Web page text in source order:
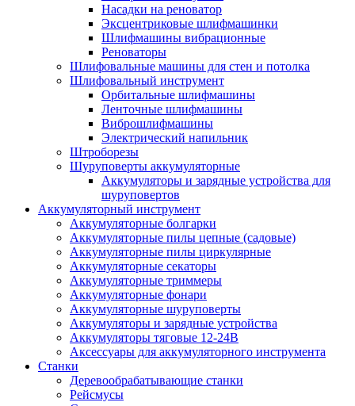
Насадки на реноватор
Эксцентриковые шлифмашинки
Шлифмашины вибрационные
Реноваторы
Шлифовальные машины для стен и потолка
Шлифовальный инструмент
Орбитальные шлифмашины
Ленточные шлифмашины
Виброшлифмашины
Электрический напильник
Штроборезы
Шуруповерты аккумуляторные
Аккумуляторы и зарядные устройства для
шуруповертов
Аккумуляторный инструмент
Аккумуляторные болгарки
Аккумуляторные пилы цепные (садовые)
Аккумуляторные пилы циркулярные
Аккумуляторные секаторы
Аккумуляторные триммеры
Аккумуляторные фонари
Аккумуляторные шуруповерты
Аккумуляторы и зарядные устройства
Аккумуляторы тяговые 12-24В
Аксессуары для аккумуляторного инструмента
Станки
Деревообрабатывающие станки
Рейсмусы